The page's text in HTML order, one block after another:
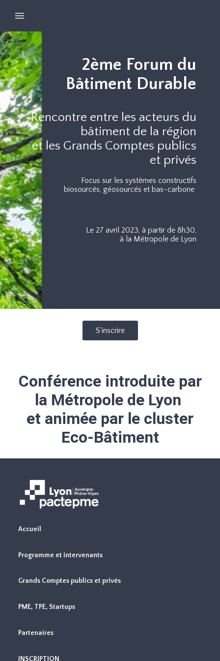
2ème Forum du
Bâtiment Durable
Rencontre entre les acteurs du
bâtiment de la région
et les Grands Comptes publics
et privés
Focus sur les systèmes constructifs
biosourcés, géosourcés et bas-carbone
Le 27 avril 2023, à partir de 8h30,
à la Métropole de Lyon
S'inscrire
Conférence introduite par
la Métropole de Lyon
et animée par le cluster
Eco-Bâtiment
Accueil
Programme et intervenants
Grands Comptes publics et privés
PME, TPE, Startups
Partenaires
INSCRIPTION